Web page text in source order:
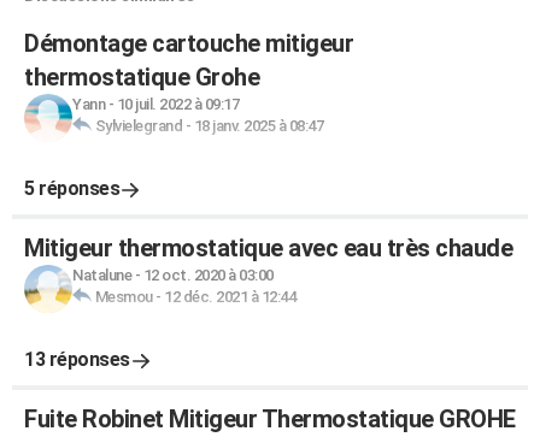
Démontage cartouche mitigeur
thermostatique Grohe
Yann- 10 juil. 2022 à 09:17
Sylvielegrand - 18 janv. 2025 à 08:47
5 réponses
Mitigeur thermostatique avec eau très chaude
Natalune- 12 oct. 2020 à 03:00
Mesmou- 12 déc. 2021 à 12:44
13 réponses
Fuite Robinet Mitigeur Thermostatique GROHE